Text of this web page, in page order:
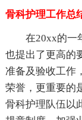
骨科护理工作总
在20xx的一年
也提出了更高的
准备及验收工作
荣誉，更重要的
骨科护理队伍以